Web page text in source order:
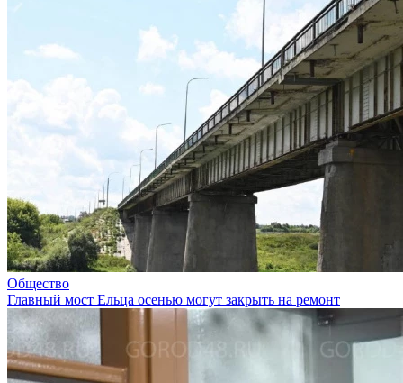
Общество
Главный мост Ельца осенью могут закрыть на ремонт